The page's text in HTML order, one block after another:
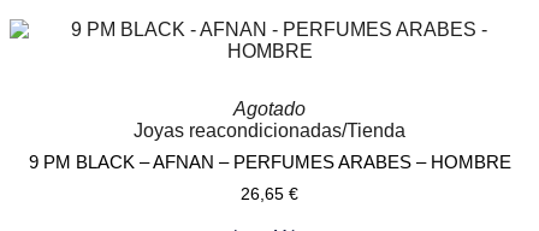
Agotado
Joyas reacondicionadas/Tienda
9 PM BLACK – AFNAN – PERFUMES ARABES – HOMBRE
26,65 €